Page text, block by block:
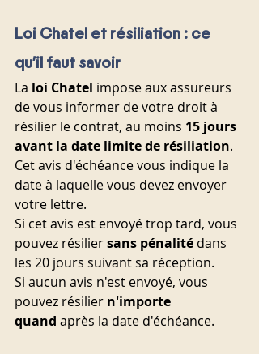
Loi Chatel et résiliation : ce
qu'il faut savoir
La loi Chatel impose aux assureurs
de vous informer de votre droit à
résilier le contrat, au moins 15 jours
avant la date limite de résiliation.
Cet avis d'échéance vous indique la
date à laquelle vous devez envoyer
votre lettre.
Si cet avis est envoyé trop tard, vous
pouvez résilier sans pénalité dans
les 20 jours suivant sa réception.
Si aucun avis n'est envoyé, vous
pouvez résilier n'importe
quand après la date d'échéance.